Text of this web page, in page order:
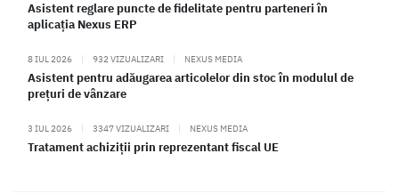
Asistent reglare puncte de fidelitate pentru parteneri în
aplicația Nexus ERP
8 IUL 2026 | 932 VIZUALIZARI | NEXUS MEDIA
Asistent pentru adăugarea articolelor din stoc în modulul de
prețuri de vânzare
3 IUL 2026 | 3347 VIZUALIZARI | NEXUS MEDIA
Tratament achiziții prin reprezentant fiscal UE